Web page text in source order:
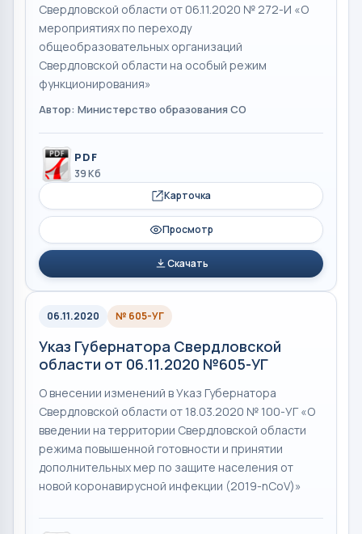
Свердловской области от 06.11.2020 № 272-И «О
мероприятиях по переходу
общеобразовательных организаций
Свердловской области на особый режим
функционирования»
Автор: Министерство образования СО
PDF
39 Кб
Карточка
Просмотр
Скачать
06.11.2020 № 605-УГ
Указ Губернатора Свердловской
области от 06.11.2020 №605-УГ
О внесении изменений в Указ Губернатора
Свердловской области от 18.03.2020 № 100-УГ «О
введении на территории Свердловской области
режима повышенной готовности и принятии
дополнительных мер по защите населения от
новой коронавирусной инфекции (2019-nCoV)»